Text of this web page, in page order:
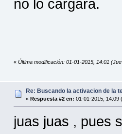
no lo cargara.
« Última modificación: 01-01-2015, 14:01
Re: Buscando la activacion de la
« Respuesta #2 en: 01-01-2015, 14:09
juas juas , pues